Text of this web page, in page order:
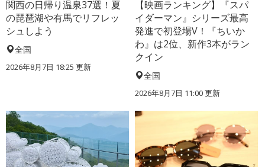
関西の日帰り温泉37選！夏
の琵琶湖や有馬でリフレッ
シュしよう
全国
2026年8月7日 18:25 更新
【映画ランキング】『スパ
イダーマン』シリーズ最高
発進で初登場V！『ちいか
わ』は2位、新作3本がラン
クイン
全国
2026年8月7日 11:00更新